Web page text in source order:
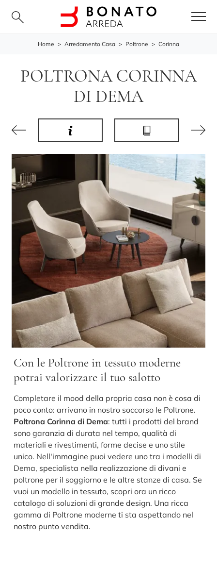
Home > Arredamento Casa > Poltrone > Corinna
POLTRONA CORINNA
DI DEMA
Con le Poltrone in tessuto moderne
potrai valorizzare il tuo salotto
Completare il mood della propria casa non è cosa di
poco conto: arrivano in nostro soccorso le Poltrone.
Poltrona Corinna di Dema: tutti i prodotti del brand
sono garanzia di durata nel tempo, qualità di
materiali e rivestimenti, forme decise e uno stile
unico. Nell'immagine puoi vedere uno tra i modelli di
Dema, specialista nella realizzazione di divani e
poltrone per il soggiorno e le altre stanze di casa. Se
vuoi un modello in tessuto, scopri ora un ricco
catalogo di soluzioni di grande design. Una ricca
gamma di Poltrone moderne ti sta aspettando nel
nostro punto vendita.